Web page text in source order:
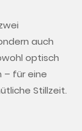
auch
optisch
– für eine
Stillzeit.